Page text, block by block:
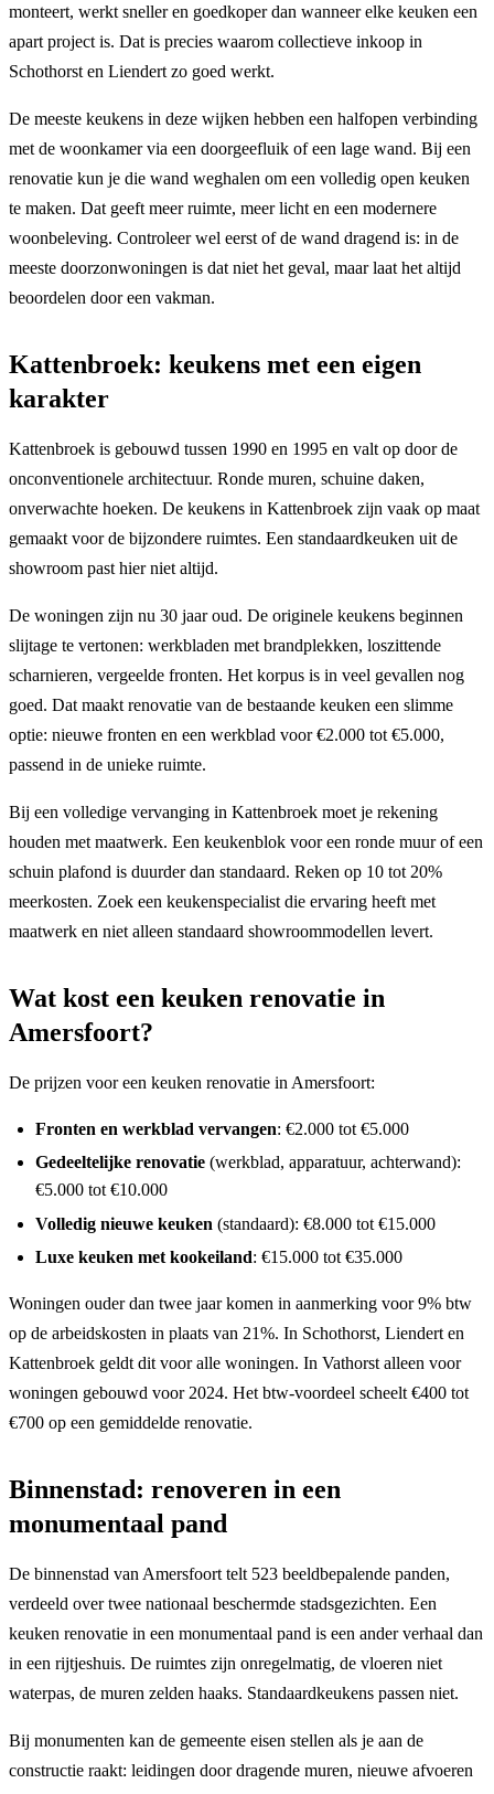
monteert, werkt sneller en goedkoper dan wanneer elke keuken een
apart project is. Dat is precies waarom collectieve inkoop in
Schothorst en Liendert zo goed werkt.
De meeste keukens in deze wijken hebben een halfopen verbinding
met de woonkamer via een doorgeefluik of een lage wand. Bij een
renovatie kun je die wand weghalen om een volledig open keuken
te maken. Dat geeft meer ruimte, meer licht en een modernere
woonbeleving. Controleer wel eerst of de wand dragend is: in de
meeste doorzonwoningen is dat niet het geval, maar laat het altijd
beoordelen door een vakman.
Kattenbroek: keukens met een eigen
karakter
Kattenbroek is gebouwd tussen 1990 en 1995 en valt op door de
onconventionele architectuur. Ronde muren, schuine daken,
onverwachte hoeken. De keukens in Kattenbroek zijn vaak op maat
gemaakt voor de bijzondere ruimtes. Een standaardkeuken uit de
showroom past hier niet altijd.
De woningen zijn nu 30 jaar oud. De originele keukens beginnen
slijtage te vertonen: werkbladen met brandplekken, loszittende
scharnieren, vergeelde fronten. Het korpus is in veel gevallen nog
goed. Dat maakt renovatie van de bestaande keuken een slimme
optie: nieuwe fronten en een werkblad voor €2.000 tot €5.000,
passend in de unieke ruimte.
Bij een volledige vervanging in Kattenbroek moet je rekening
houden met maatwerk. Een keukenblok voor een ronde muur of een
schuin plafond is duurder dan standaard. Reken op 10 tot 20%
meerkosten. Zoek een keukenspecialist die ervaring heeft met
maatwerk en niet alleen standaard showroommodellen levert.
Wat kost een keuken renovatie in
Amersfoort?
De prijzen voor een keuken renovatie in Amersfoort:
Fronten en werkblad vervangen: €2.000 tot €5.000
Gedeeltelijke renovatie (werkblad, apparatuur, achterwand):
€5.000 tot €10.000
Volledig nieuwe keuken (standaard): €8.000 tot €15.000
Luxe keuken met kookeiland: €15.000 tot €35.000
Woningen ouder dan twee jaar komen in aanmerking voor 9% btw
op de arbeidskosten in plaats van 21%. In Schothorst, Liendert en
Kattenbroek geldt dit voor alle woningen. In Vathorst alleen voor
woningen gebouwd voor 2024. Het btw-voordeel scheelt €400 tot
€700 op een gemiddelde renovatie.
Binnenstad: renoveren in een
monumentaal pand
De binnenstad van Amersfoort telt 523 beeldbepalende panden,
verdeeld over twee nationaal beschermde stadsgezichten. Een
keuken renovatie in een monumentaal pand is een ander verhaal dan
in een rijtjeshuis. De ruimtes zijn onregelmatig, de vloeren niet
waterpas, de muren zelden haaks. Standaardkeukens passen niet.
Bij monumenten kan de gemeente eisen stellen als je aan de
constructie raakt: leidingen door dragende muren, nieuwe afvoeren